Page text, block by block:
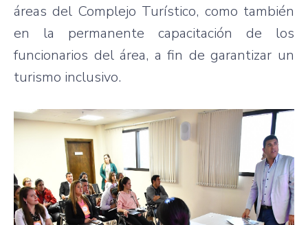
áreas del Complejo Turístico, como también
en la permanente capacitación de los
funcionarios del área, a fin de garantizar un
turismo inclusivo.